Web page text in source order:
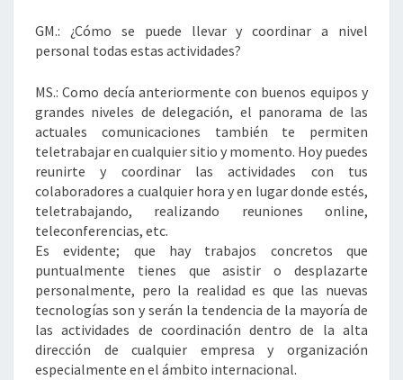
GM.: ¿Cómo se puede llevar y coordinar a nivel
personal todas estas actividades?
MS.: Como decía anteriormente con buenos equipos y
grandes niveles de delegación, el panorama de las
actuales comunicaciones también te permiten
teletrabajar en cualquier sitio y momento. Hoy puedes
reunirte y coordinar las actividades con tus
colaboradores a cualquier hora y en lugar donde estés,
teletrabajando, realizando reuniones online,
teleconferencias, etc.
Es evidente; que hay trabajos concretos que
puntualmente tienes que asistir o desplazarte
personalmente, pero la realidad es que las nuevas
tecnologías son y serán la tendencia de la mayoría de
las actividades de coordinación dentro de la alta
dirección de cualquier empresa y organización
especialmente en el ámbito internacional.